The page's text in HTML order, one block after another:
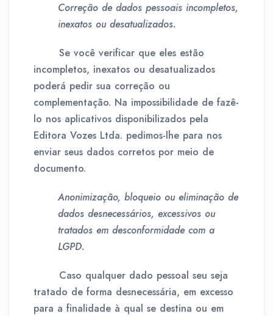
Correção de dados pessoais incompletos,
inexatos ou desatualizados.
Se você verificar que eles estão
incompletos, inexatos ou desatualizados
poderá pedir sua correção ou
complementação. Na impossibilidade de fazê-
lo nos aplicativos disponibilizados pela
Editora Vozes Ltda. pedimos-lhe para nos
enviar seus dados corretos por meio de
documento.
Anonimização, bloqueio ou eliminação de
dados desnecessários, excessivos ou
tratados em desconformidade com a
LGPD.
Caso qualquer dado pessoal seu seja
tratado de forma desnecessária, em excesso
para a finalidade à qual se destina ou em